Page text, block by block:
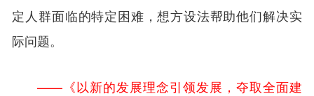
定人群面临的特定困难，想方设法帮助他们解决实
际问题。
——《以新的发展理念引领发展，夺取全面建